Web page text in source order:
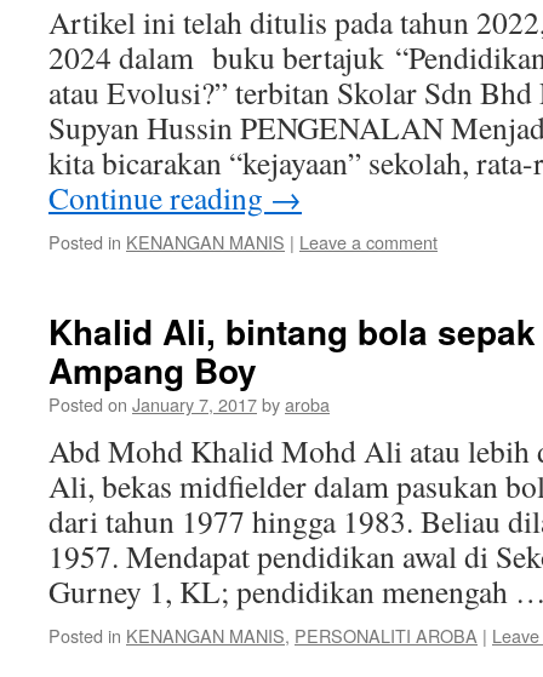
Artikel ini telah ditulis pada tahun
2024 dalam buku bertajuk
atau Evolusi?” terbitan Skolar Sdn
Supyan Hussin PENGENALAN
kita bicarakan “kejayaan” sekolah,
Continue reading →
Posted in KENANGAN MANIS | Leave a comment
Khalid Ali, bintang bola
Ampang Boy
Posted on January 7, 2017byaroba
Abd Mohd Khalid Mohd Ali atau lebih
Ali, bekas midfielder dalam pasukan
dari tahun 1977 hingga 1983. Beliau
1957. Mendapat pendidikan awal di
Gurney 1, KL; pendidikan menengah
Posted in KENANGAN MANIS, PERSONALITI AROBA |